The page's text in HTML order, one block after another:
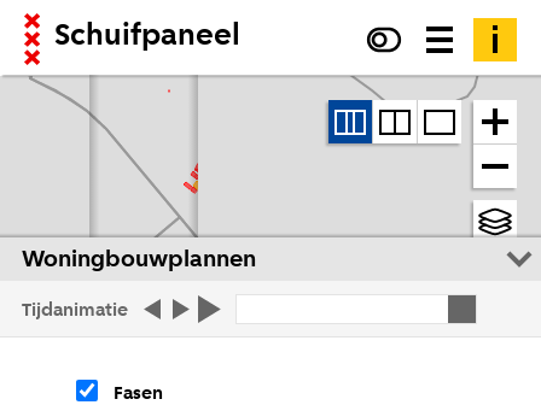
Schuifpaneel
Woningbouwplannen
Tijdanimatie
Fasen